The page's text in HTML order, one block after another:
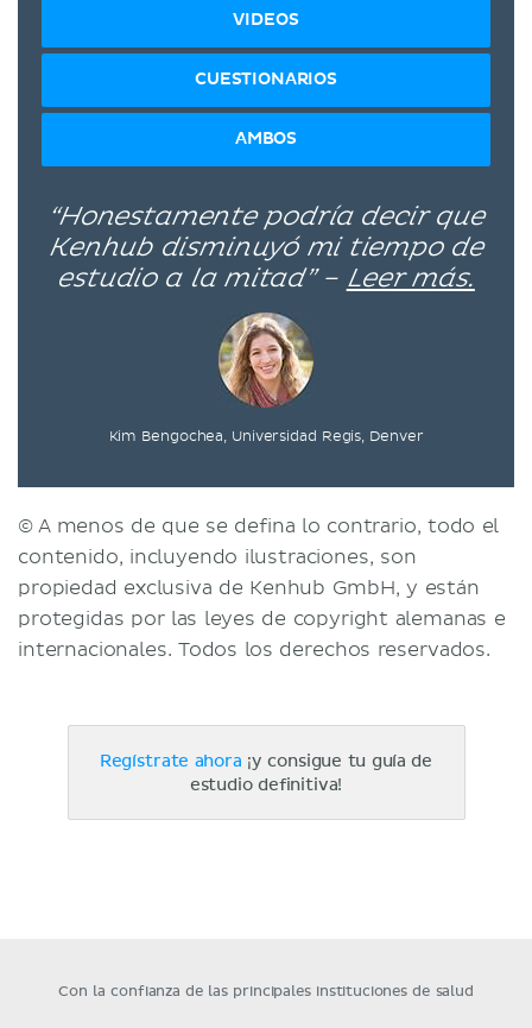
VIDEOS
CUESTIONARIOS
AMBOS
“Honestamente podría decir que
Kenhub disminuyó mi tiempo de
estudio a la mitad” – Leer más.
Kim Bengochea, Universidad Regis, Denver
© A menos de que se defina lo contrario, todo el
contenido, incluyendo ilustraciones, son
propiedad exclusiva de Kenhub GmbH, y están
protegidas por las leyes de copyright alemanas e
internacionales. Todos los derechos reservados.
Regístrate ahora ¡y consigue tu guía de
estudio definitiva!
Con la confianza de las principales instituciones de salud